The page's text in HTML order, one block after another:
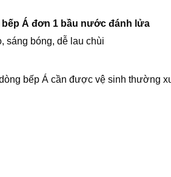
bếp Á đơn 1 bầu nước đánh lửa
sáng bóng, dễ lau chùi
bếp Á cần được vệ sinh thường